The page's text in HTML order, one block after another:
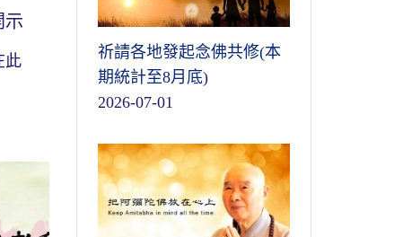
示
此
祈請各地發起念佛共修(本
期統計至8月底)
2026-07-01